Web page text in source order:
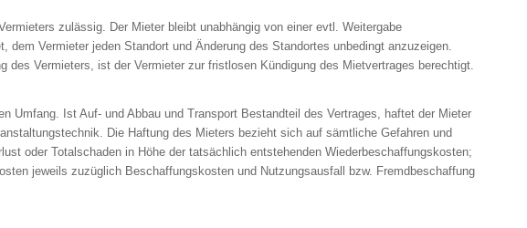
zulässig. Der Mieter bleibt unabhängig von einer evtl. Weitergabe
Vermieter jeden Standort und Änderung des Standortes unbedingt anzuzeigen.
des Vermieters, ist der Vermieter zur fristlosen Kündigung des Mietvertrages berechtigt.
Umfang. Ist Auf- und Abbau und Transport Bestandteil des Vertrages, haftet der Mieter
Die Haftung des Mieters bezieht sich auf sämtliche Gefahren und
oder Totalschaden in Höhe der tatsächlich entstehenden Wiederbeschaffungskosten;
jeweils zuzüglich Beschaffungskosten und Nutzungsausfall bzw. Fremdbeschaffung